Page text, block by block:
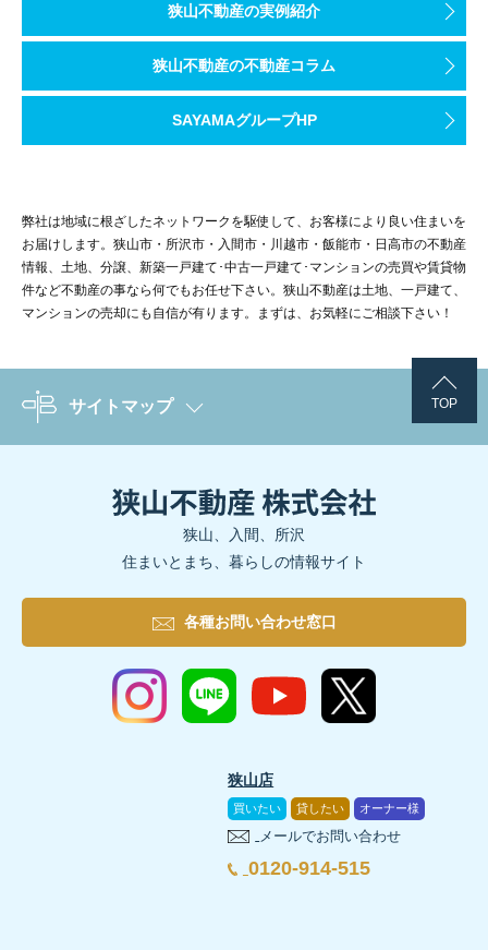
狭山不動産の実例紹介
狭山不動産の不動産コラム
SAYAMAグループHP
弊社は地域に根ざしたネットワークを駆使して、お客様により良い住まいを
お届けします。狭山市・所沢市・入間市・川越市・飯能市・日高市の不動産
情報、土地、分譲、新築一戸建て･中古一戸建て･マンションの売買や賃貸物
件など不動産の事なら何でもお任せ下さい。狭山不動産は土地、一戸建て、
マンションの売却にも自信が有ります。まずは、お気軽にご相談下さい！
TOP
サイトマップ
狭山、入間、所沢
住まいとまち、暮らしの情報サイト
各種お問い合わせ窓口
狭山店
買いたい 貸したい オーナー様
メールでお問い合わせ
0120-914-515